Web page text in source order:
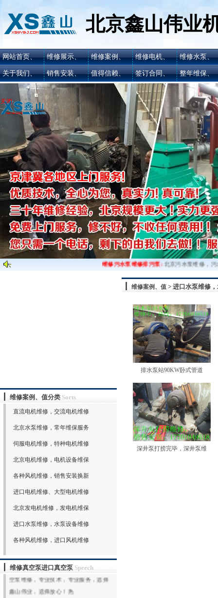
北京鑫山伟业
网站首页、
关于我们、
维修展示、
销售安装、
维修案例、
值得信赖、
维修电机、
签订合同、
维修水泵、
整年维保、
维修污水泵维修排污泵: 北京污水泵维修，污
维修案例、值分类 Sorts
直流电机维修，交流电机维修
北京水泵维修，常年维保服务
伺服电机维修，特种电机维修
北京电机维修，电机设备维保
各种风机维修，销售安装换新
进口电机维修、大型电机维修
北京发电机维修，发电机维保
进口水泵维修，水泵设备维修
各种风机维修，进口风机维修
维修真空泵进口真空泵 Speech
欢迎光临北京鑫山伟业机电技术有限公
司网站（www.xswybj.com）,北京鑫山伟
业机电技术有限公司承接全国机电设备
真空泵维修，维修进口真空泵，大型真
空泵维修保养，维修罗茨鼓风机，维修
真空泵维修，水环真空泵维修，旋片真
维修案例、值 > 进口水泵维修
排水泵站90KW卧式管道
深井泵打捞完毕，深井泵维
关闭